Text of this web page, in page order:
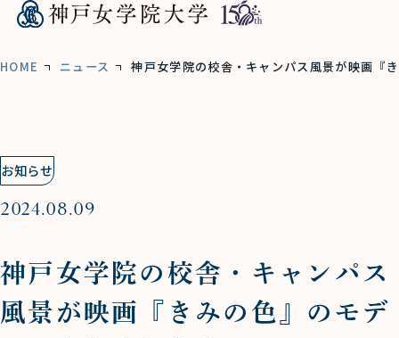
HOME ニュース 神戸女学院の校舎・キャンパス風景が映画『
お知らせ
2024.08.09
神戸女学院の校舎・キャンパス
風景が映画『きみの色』のモデ